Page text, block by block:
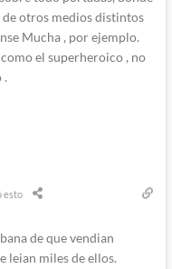
de otros medios distintos
Mucha , por ejemplo.
como el superheroico , no
.
esto
de que vendian
leian miles de ellos.